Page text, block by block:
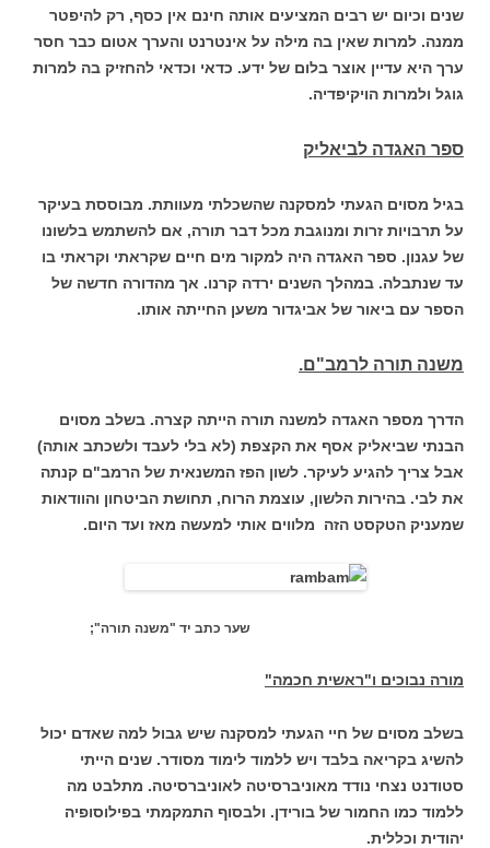
שנים וכיום יש רבים המציעים אותה חינם אין כסף, רק להיפטר
ממנה. למרות שאין בה מילה על אינטרנט והערך אטום כבר חסר
ערך היא עדיין אוצר בלום של ידע. כדאי וכדאי להחזיק בה למרות
גוגל ולמרות הויקיפדיה.
ספר האגדה לביאליק
בגיל מסוים הגעתי למסקנה שהשכלתי מעוותת. מבוססת בעיקר
על תרבויות זרות ומנוגבת מכל דבר תורה, אם להשתמש בלשונו
של עגנון. ספר האגדה היה למקור מים חיים שקראתי וקראתי בו
עד שנתבלה. במהלך השנים ירדה קרנו. אך מהדורה חדשה של
הספר עם ביאור של אביגדור משען החייתה אותו.
משנה תורה לרמב"ם.
הדרך מספר האגדה למשנה תורה הייתה קצרה. בשלב מסוים
הבנתי שביאליק אסף את הקצפת (לא בלי לעבד ולשכתב אותה)
אבל צריך להגיע לעיקר. לשון הפז המשנאית של הרמב"ם קנתה
את לבי. בהירות הלשון, עוצמת הרוח, תחושת הביטחון והוודאות
שמעניק הטקסט הזה מלווים אותי למעשה מאז ועד היום.
שער כתב יד "משנה תורה";
מורה נבוכים ו"ראשית חכמה"
בשלב מסוים של חיי הגעתי למסקנה שיש גבול למה שאדם יכול
להשיג בקריאה בלבד ויש ללמוד לימוד מסודר. שנים הייתי
סטודנט נצחי נודד מאוניברסיטה לאוניברסיטה. מתלבט מה
ללמוד כמו החמור של בורידן. ולבסוף התמקמתי בפילוסופיה
יהודית וכללית.